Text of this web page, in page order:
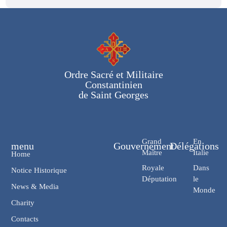
Ordre Sacré et Militaire
Constantinien
de Saint Georges
Gouvernement
Grand
Maître
Royale
Députation
Délégations
En
Italie
Dans
le
Monde
menu
Home
Notice Historique
News & Media
Charity
Contacts